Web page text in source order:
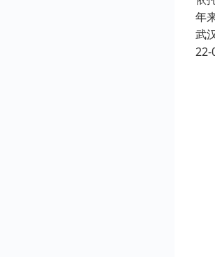
年
武
22-